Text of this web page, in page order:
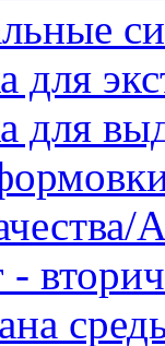
для
для